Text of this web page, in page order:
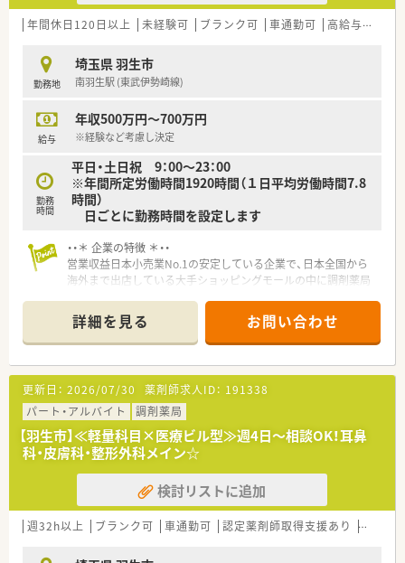
年間休日120日以上 未経験可 ブランク可 車通勤可 高給与(600万円以上)
勤務地
埼玉県 羽生市
南羽生駅 (東武伊勢崎線)
給与
年収500万円～700万円
※経験など考慮し決定
勤務
時間
平日・土日祝 9：00～23：00
※年間所定労働時間1920時間（１日平均労働時間7.8
時間）
日ごとに勤務時間を設定します
・・＊ 企業の特徴 ＊・・
営業収益日本小売業No.1の安定している企業で、日本全国から
海外まで出店している大手ショッピングモールの中に調剤薬局
■面分業がメインのため、多くの医療機関から処方箋を応需して
いるので、薬の品目数も多く、幅広い知識・スキルを磨くことが
できます。
■OTC併設店だからこそ『健康をトータルでサポート』できま
す。
※赤ちゃんからお年寄りまで健康相談を通じてセルフメディケ
ーション推進に貢献でき、カウンセリング力を身につけられる環
境です。
※在宅医療への取り組みも積極的行っております。
■漢方の取り扱いを促進しており、普通の調剤薬局では扱ってい
ない種類の漢方も勉強できます。
■薬剤師としての専門制はもちろん、多様なキャリアを支援する
システムが整っています。
【例】管理薬剤師・店長・教育担当・エリア責任者・新規事業の立ち
■連続休暇 長期休日20日間制度があり！
詳細を見る お問い合わせ
更新日： 2026/07/30 薬剤師求人ID： 191338
パート・アルバイト
調剤薬局
【羽生市】≪軽量科目×医療ビル型≫週4日～相談OK！耳鼻
科・皮膚科・整形外科メイン☆
検討リストに追加
週32h以上 ブランク可 車通勤可 認定薬剤師取得支援あり 教育制